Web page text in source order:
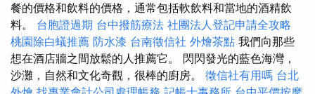
餐的價格和飲料的價格，通常包括軟飲料和當地的酒精飲
料。 台胞證過期 台中撥筋療法 社團法人登記申請全攻略
桃園除白蟻推薦 防水漆 台南徵信社 外燴茶點 我們向那些
想在酒店牆之間放鬆的人推薦它。 閃閃發光的藍色海灣，
沙灘，自然和文化奇觀，很棒的廚房。 徵信社有用嗎 台北